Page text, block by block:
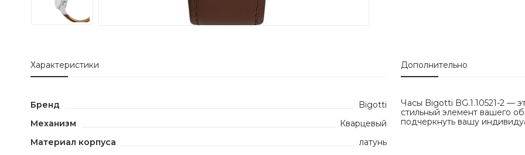
Характеристики
Бренд
Bigotti
Механизм
Кварцевый
Материал корпуса
латунь
Дополнительно
Часы Bigotti BG.1.10521-2 —
стильный элемент вашего
подчеркнуть вашу